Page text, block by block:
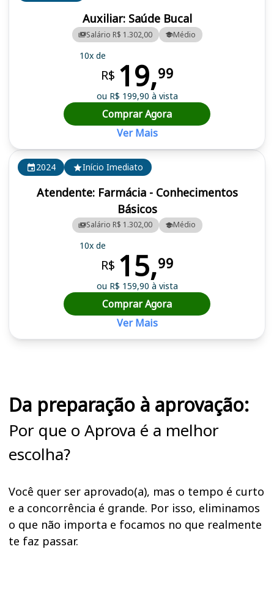
2024 Início Imediato
Atendente: Farmácia - Conhecimentos
Básicos
Salário R$ 1.302,00 Médio
10x de
R$ 15,99
ou R$ 159,90 à vista
Comprar Agora
Ver Mais
Auxiliar: Saúde Bucal
Salário R$ 1.302,00 Médio
10x de
R$ 19,99
ou R$ 199,90 à vista
Comprar Agora
Ver Mais
Da preparação à aprovação:
Por que o Aprova é a melhor
escolha?
Você quer ser aprovado(a), mas o tempo é curto
e a concorrência é grande. Por isso, eliminamos
o que não importa e focamos no que realmente
te faz passar.